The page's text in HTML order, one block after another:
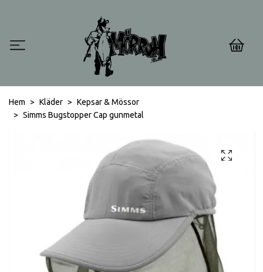
0
Hem Kläder
Kepsar & Mössor
Simms Bugstopper Cap gunmetal